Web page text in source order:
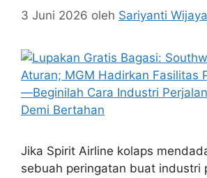
3 Juni 2026 oleh Sariyanti Wijaya
Jika Spirit Airline kolaps
sebuah peringatan buat industri